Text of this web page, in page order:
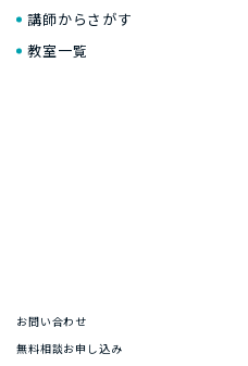
講師からさがす
教室一覧
お問い合わせ
無料相談お申し込み